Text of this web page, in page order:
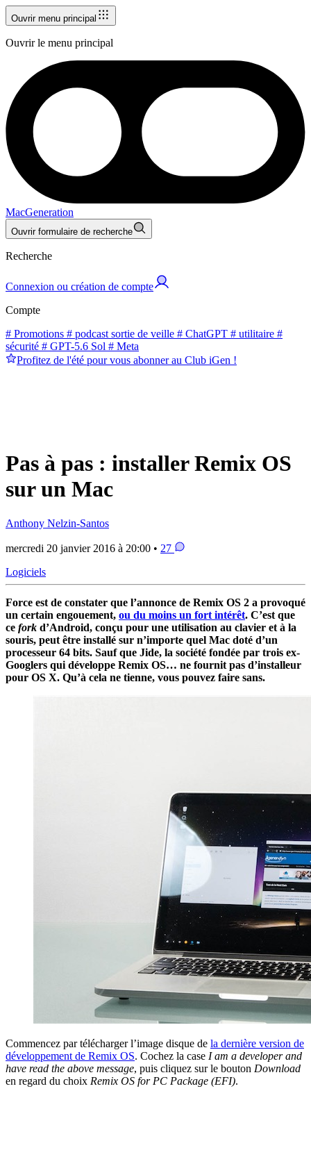
Ouvrir menu principal
Ouvrir le menu principal
MacGeneration
Ouvrir formulaire de recherche
Recherche
Connexion ou création de compte
Compte
# Promotions # podcast sortie de veille # ChatGPT # utilitaire #
sécurité # GPT-5.6 Sol # Meta
Profitez de l'été pour vous abonner au Club iGen !
Pas à pas : installer Remix OS
sur un Mac
Anthony Nelzin-Santos
mercredi 20 janvier 2016 à 20:00 • 27
Logiciels
Force est de constater que l’annonce de Remix OS 2 a provoqué
un certain engouement, ou du moins un fort intérêt. C’est que
ce fork d’Android, conçu pour une utilisation au clavier et à la
souris, peut être installé sur n’importe quel Mac doté d’un
processeur 64 bits. Sauf que Jide, la société fondée par trois ex-
Googlers qui développe Remix OS… ne fournit pas d’installeur
pour OS X. Qu’à cela ne tienne, vous pouvez faire sans.
Commencez par télécharger l’image disque de la dernière version de
développement de Remix OS. Cochez la case I am a developer and
have read the above message, puis cliquez sur le bouton Download
en regard du choix Remix OS for PC Package (EFI).